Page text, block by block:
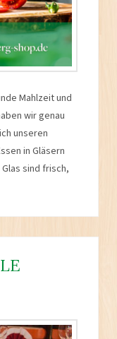
Mahlzeit und
wir genau
unseren
in Gläsern
sind frisch,